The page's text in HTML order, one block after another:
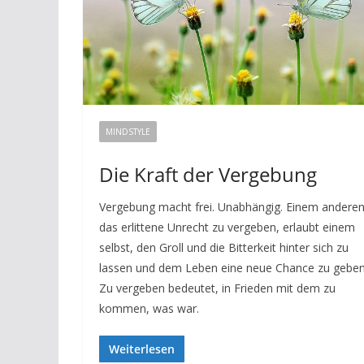
MINDSTYLE
Die Kraft der Vergebung
Vergebung macht frei. Unabhängig. Einem anderen
das erlittene Unrecht zu vergeben, erlaubt einem
selbst, den Groll und die Bitterkeit hinter sich zu
lassen und dem Leben eine neue Chance zu
Zu vergeben bedeutet, in Frieden mit dem zu
kommen, was war.
Weiterlesen